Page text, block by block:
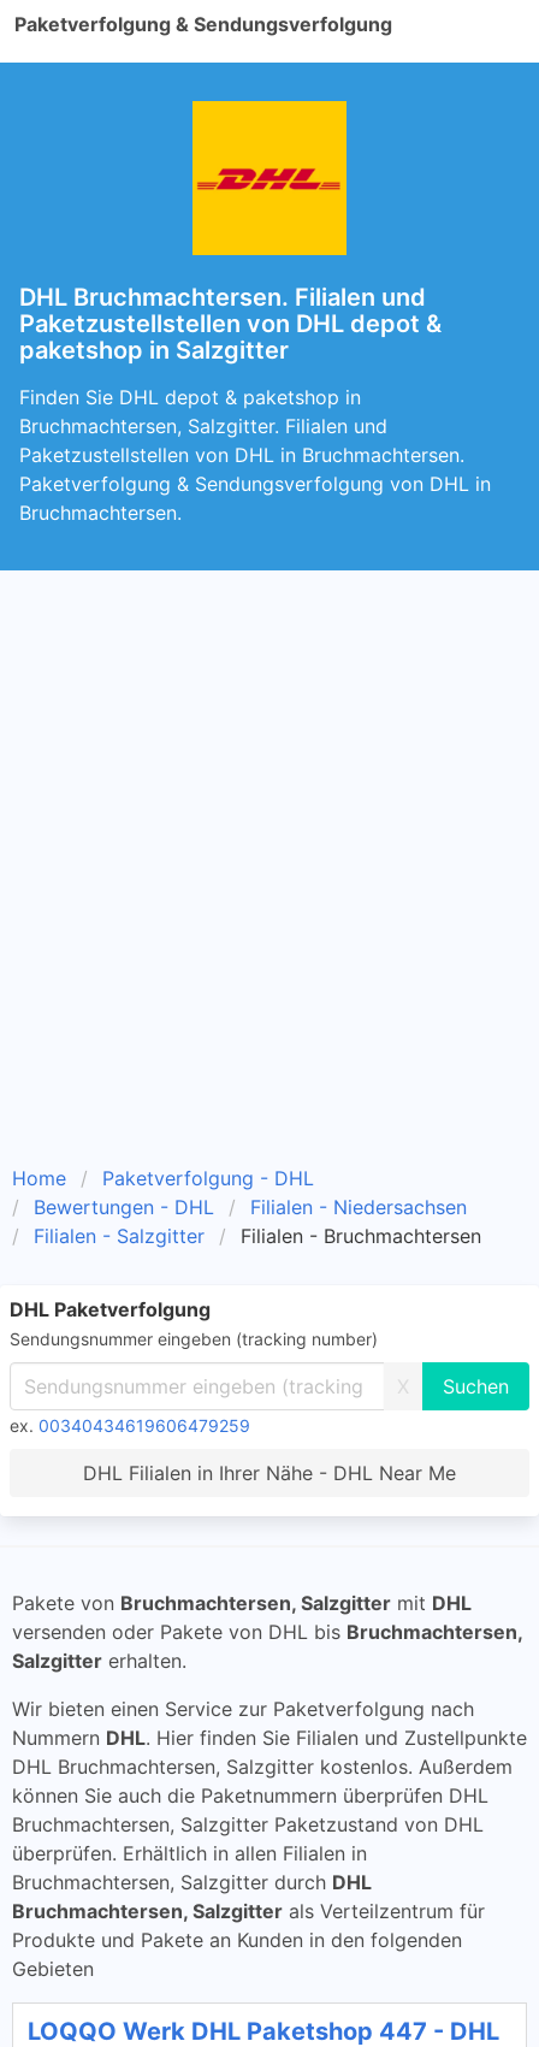
Paketverfolgung & Sendungsverfolgung
DHL Bruchmachtersen. Filialen und
Paketzustellstellen von DHL depot &
paketshop in Salzgitter
Finden Sie DHL depot & paketshop in
Bruchmachtersen, Salzgitter. Filialen und
Paketzustellstellen von DHL in Bruchmachtersen.
Paketverfolgung & Sendungsverfolgung von DHL in
Bruchmachtersen.
Home
Paketverfolgung - DHL
Bewertungen - DHL
Filialen - Niedersachsen
Filialen - Salzgitter
Filialen - Bruchmachtersen
DHL Paketverfolgung
Sendungsnummer eingeben (tracking number)
X
ex. 00340434619606479259
DHL Filialen in Ihrer Nähe - DHL Near Me
Pakete von Bruchmachtersen, Salzgitter mit DHL
versenden oder Pakete von DHL bis Bruchmachtersen,
Salzgitter erhalten.
Wir bieten einen Service zur Paketverfolgung nach
Nummern DHL. Hier finden Sie Filialen und Zustellpunkte
DHL Bruchmachtersen, Salzgitter kostenlos. Außerdem
können Sie auch die Paketnummern überprüfen DHL
Bruchmachtersen, Salzgitter Paketzustand von DHL
überprüfen. Erhältlich in allen Filialen in
Bruchmachtersen, Salzgitter durch DHL
Bruchmachtersen, Salzgitter als Verteilzentrum für
Produkte und Pakete an Kunden in den folgenden
Gebieten
LOQQO Werk DHL Paketshop 447 - DHL